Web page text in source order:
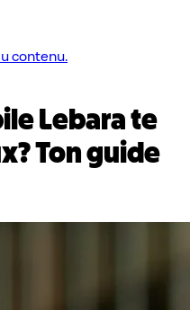
contenu.
Lebara te
Ton guide